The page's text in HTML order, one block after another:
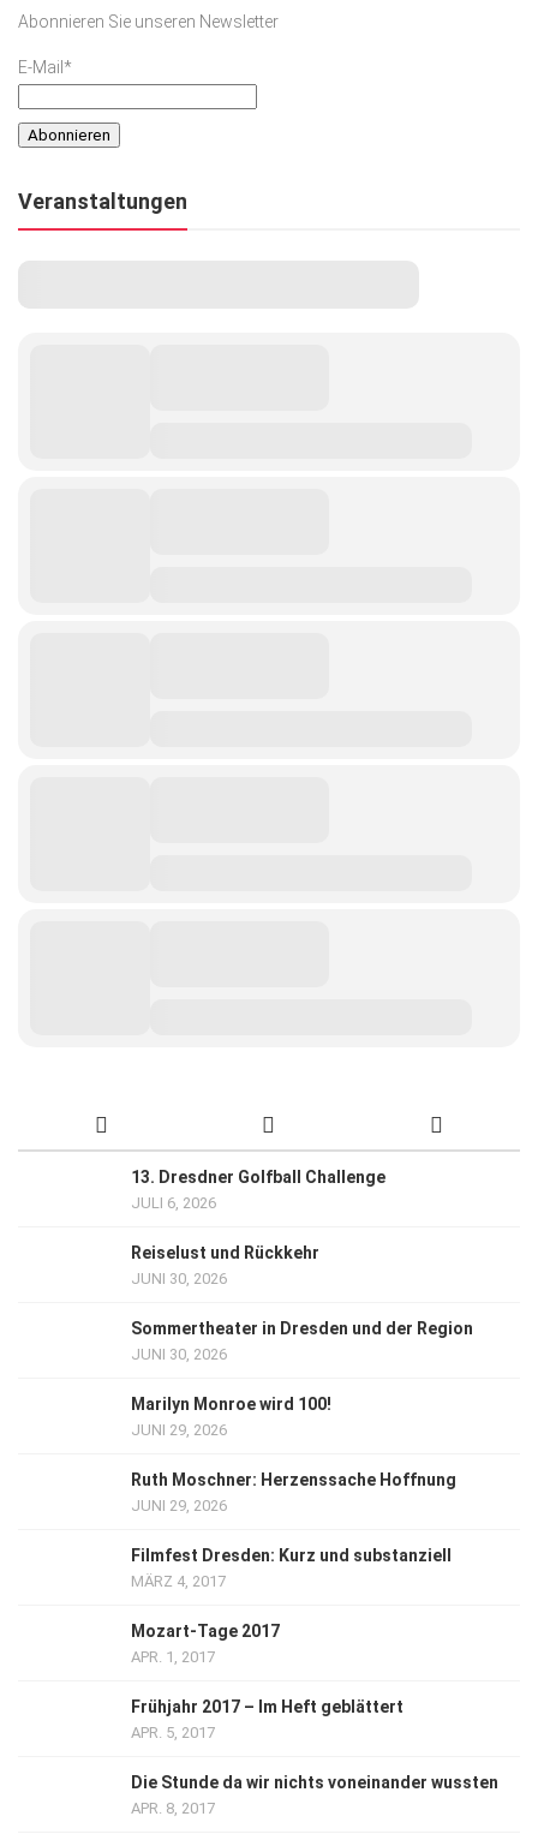
Abonnieren Sie unseren Newsletter
E-Mail*
Veranstaltungen
13. Dresdner Golfball Challenge
JULI 6, 2026
Reiselust und Rückkehr
JUNI 30, 2026
Sommertheater in Dresden und der Region
JUNI 30, 2026
Marilyn Monroe wird 100!
JUNI 29, 2026
Ruth Moschner: Herzenssache Hoffnung
JUNI 29, 2026
Filmfest Dresden: Kurz und substanziell
MÄRZ 4, 2017
Mozart-Tage 2017
APR. 1, 2017
Frühjahr 2017 – Im Heft geblättert
APR. 5, 2017
Die Stunde da wir nichts voneinander wussten
APR. 8, 2017